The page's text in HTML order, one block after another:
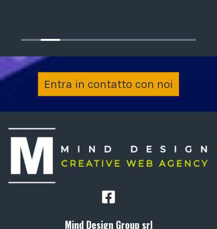
Entra in contatto con noi
Mind Design Group srl